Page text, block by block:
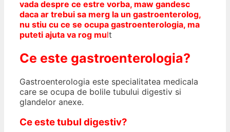
vada despre ce estre vorba, maw gandesc
daca ar trebui sa merg la un gastroenterolog,
nu stiu cu ce se ocupa gastroenterologia, ma
puteti ajuta va rog mult
Ce este gastroenterologia?
Gastroenterologia este specialitatea medicala
care se ocupa de bolile tubului digestiv si
glandelor anexe.
Ce este tubul digestiv?